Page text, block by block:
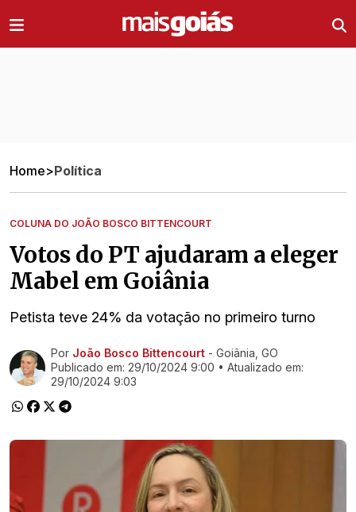
Home>Política
COLUNA DO JOÃO BOSCO BITTENCOURT
Votos do PT ajudaram a eleger
Mabel em Goiânia
Petista teve 24% da votação no primeiro turno
Ir direto pra matéria
Por João Bosco Bittencourt- Goiânia, GO
Publicado em: 29/10/2024 9:00 • Atualizado em:
29/10/2024 9:03